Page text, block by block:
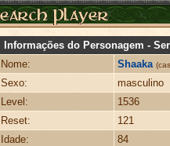
Informações do Personagem -
Nome:
Shaaka
Sexo:
masculino
Level:
1536
Reset:
121
Idade:
84